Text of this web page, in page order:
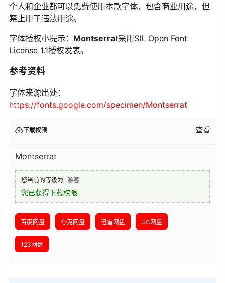
个人和企业都可以免费使用本款字体，包含商业用途，但
禁止用于违法用途。
字体授权小提示： Montserrat采用SIL Open Font
License 1.1授权发表。
参考资料
字体来源出处：
https://fonts.google.com/specimen/Montserrat
下载权限 查看
Montserrat
您当前的等级为 游客
您已获得下载权限
百度网盘 夸克网盘 迅雷网盘 UC网盘
123网盘